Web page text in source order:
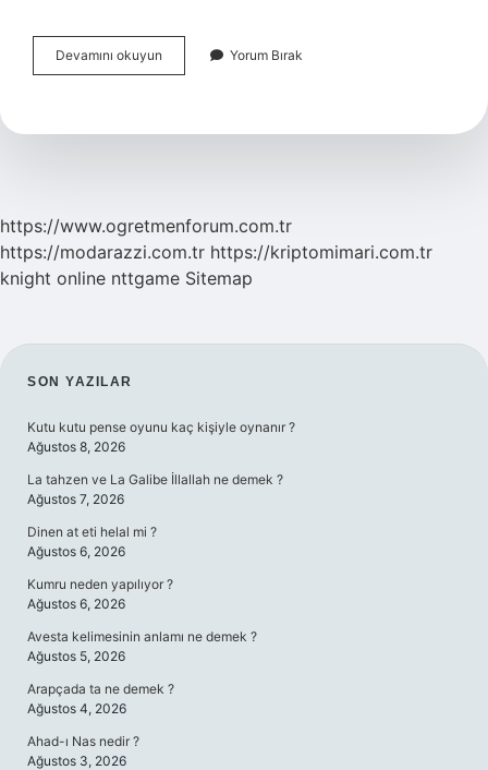
Devamını okuyun
Ülkelere
Zor
Yorum Bırak
https://www.ogretmenforum.com.tr
https://modarazzi.com.tr https://kriptomimari.com.tr
knight online nttgame Sitemap
SIDEBAR
SON YAZILAR
Kutu kutu pense oyunu kaç kişiyle oynanır ?
Ağustos 8, 2026
La tahzen ve La Galibe İllallah ne demek ?
Ağustos 7, 2026
Dinen at eti helal mi ?
Ağustos 6, 2026
Kumru neden yapılıyor ?
Ağustos 6, 2026
Avesta kelimesinin anlamı ne demek ?
Ağustos 5, 2026
Arapçada ta ne demek ?
Ağustos 4, 2026
Ahad-ı Nas nedir ?
Ağustos 3, 2026